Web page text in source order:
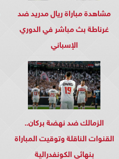
مشاهدة مباراة ريال مدريد ضد
غرناطة بث مباشر في الدوري
الإسباني
الزمالك ضد نهضة بركان..
القنوات الناقلة وتوقيت المباراة
بنهائي الكونفدرالية